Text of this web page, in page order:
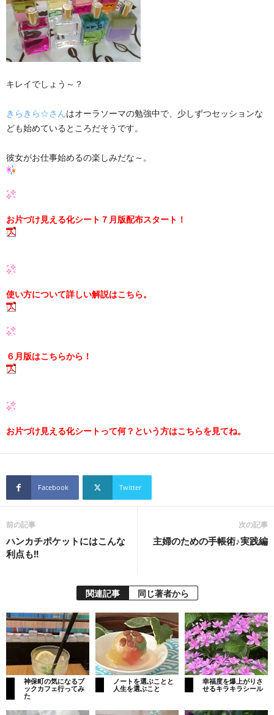
キレイでしょう～？
きらきら☆さんはオーラソーマの勉強中で、少しずつセッションな
ども始めているところだそうです。
彼女がお仕事始めるの楽しみだな～。
お片づけ見える化シート７月版配布スタート！
使い方について詳しい解説はこちら。
６月版はこちらから！
お片づけ見える化シートって何？という方はこちらを見てね。
Facebook Twitter
前の記事
ハンカチポケットにはこんな
利点も!!
次の記事
主婦のための手帳術♪実践編
関連記事 同じ著者から
神保町の気になるブ
ックカフェ行ってみ
た
ノートを選ぶことと
人生を選ぶこと
幸福度を爆上がりさ
せるキラキラシール